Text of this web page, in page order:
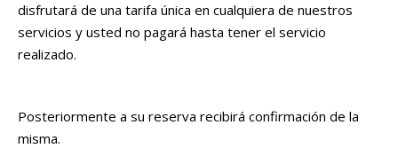
disfrutará de una tarifa única en cualquiera de nuestros
servicios y usted no pagará hasta tener el servicio
realizado.
Posteriormente a su reserva recibirá confirmación de la
misma.